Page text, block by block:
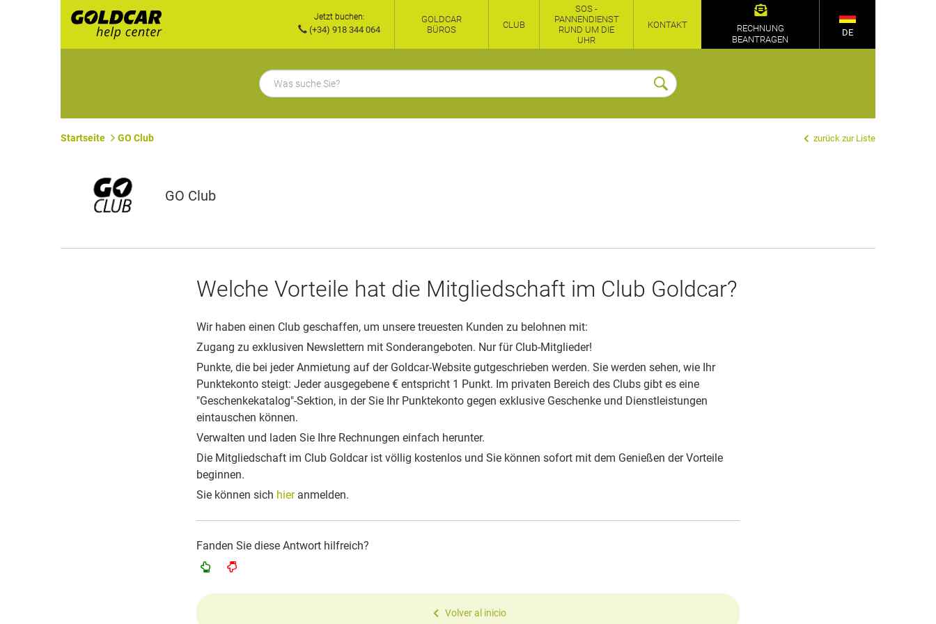
Jetzt buchen:
(+34) 918 344 064
GOLDCAR
BÜROS
CLUB
SOS -
PANNENDIENST
RUND UM DIE
UHR
KONTAKT
RECHNUNG
BEANTRAGEN
DE
Startseite GO Club zurück zur Liste
GO Club
Welche Vorteile hat die Mitgliedschaft im Club Goldcar?
Wir haben einen Club geschaffen, um unsere treuesten Kunden zu belohnen mit:
Zugang zu exklusiven Newslettern mit Sonderangeboten. Nur für Club-Mitglieder!
Punkte, die bei jeder Anmietung auf der Goldcar-Website gutgeschrieben werden. Sie werden sehen, wie Ihr
Punktekonto steigt: Jeder ausgegebene € entspricht 1 Punkt. Im privaten Bereich des Clubs gibt es eine
"Geschenkekatalog"-Sektion, in der Sie Ihr Punktekonto gegen exklusive Geschenke und Dienstleistungen
eintauschen können.
Verwalten und laden Sie Ihre Rechnungen einfach herunter.
Die Mitgliedschaft im Club Goldcar ist völlig kostenlos und Sie können sofort mit dem Genießen der Vorteile
beginnen.
Sie können sich hier anmelden.
Fanden Sie diese Antwort hilfreich?
Volver al inicio